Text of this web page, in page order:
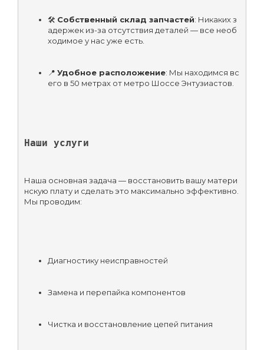
🛠️ Собственный склад запчастей: Никаких з
адержек из-за отсутствия деталей — все необ
ходимое у нас уже есть.
📍 Удобное расположение: Мы находимся вс
его в 50 метрах от метро Шоссе Энтузиастов.
Наши услуги
Наша основная задача — восстановить вашу матери
нскую плату и сделать это максимально эффективно.
Мы проводим:
Диагностику неисправностей
Замена и перепайка компонентов
Чистка и восстановление цепей питания